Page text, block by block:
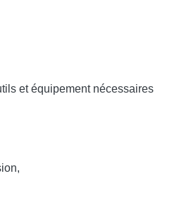
et équipement nécessaires